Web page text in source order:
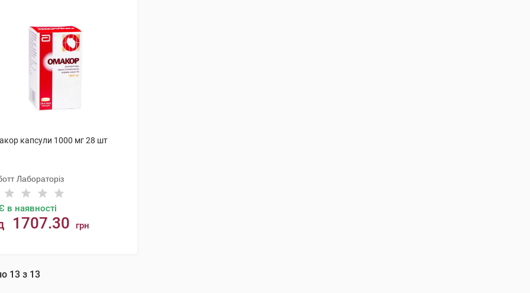
капсули 1000 мг 28 шт
Лабораторіз
в наявності
1707.30 грн
13 з 13